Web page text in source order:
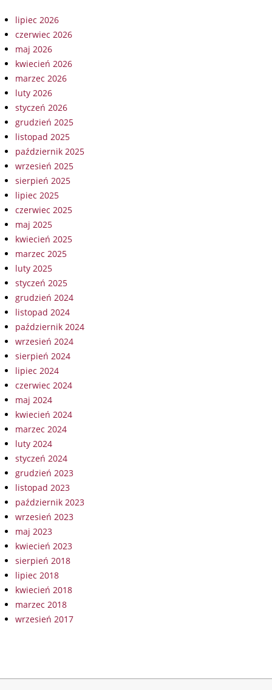
lipiec 2026
czerwiec 2026
maj 2026
kwiecień 2026
marzec 2026
luty 2026
styczeń 2026
grudzień 2025
listopad 2025
październik 2025
wrzesień 2025
sierpień 2025
lipiec 2025
czerwiec 2025
maj 2025
kwiecień 2025
marzec 2025
luty 2025
styczeń 2025
grudzień 2024
listopad 2024
październik 2024
wrzesień 2024
sierpień 2024
lipiec 2024
czerwiec 2024
maj 2024
kwiecień 2024
marzec 2024
luty 2024
styczeń 2024
grudzień 2023
listopad 2023
październik 2023
wrzesień 2023
maj 2023
kwiecień 2023
sierpień 2018
lipiec 2018
kwiecień 2018
marzec 2018
wrzesień 2017